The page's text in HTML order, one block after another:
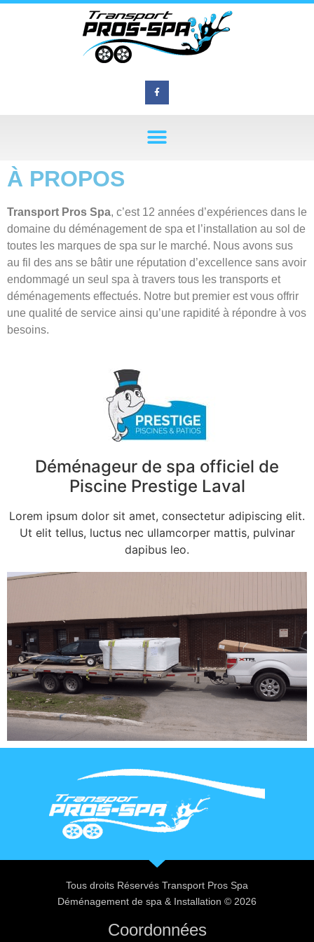
À PROPOS
Transport Pros Spa, c’est 12 années d’expériences dans le
domaine du déménagement de spa et l’installation au sol de
toutes les marques de spa sur le marché. Nous avons sus
au fil des ans se bâtir une réputation d’excellence sans avoir
endommagé un seul spa à travers tous les transports et
déménagements effectués. Notre but premier est vous offrir
une qualité de service ainsi qu’une rapidité à répondre à vos
besoins.
Déménageur de spa officiel de
Piscine Prestige Laval
Lorem ipsum dolor sit amet, consectetur adipiscing elit.
Ut elit tellus, luctus nec ullamcorper mattis, pulvinar
dapibus leo.
Tous droits Réservés Transport Pros Spa
Déménagement de spa & Installation © 2026
Coordonnées